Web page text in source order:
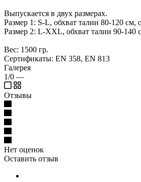
Выпускается в двух размерах.
Размер 1: S-L, обхват талии 80-120 см,
Размер 2: L-XXL, обхват талии 90-140
Вес: 1500 гр.
Сертификаты: EN 358, EN 813
Галерея
1/0 —
Отзывы
Нет оценок
Оставить отзыв